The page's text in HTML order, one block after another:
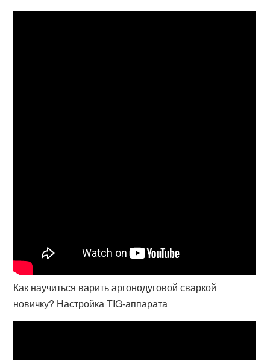
Как научиться варить аргонодуговой сваркой
новичку? Настройка TIG-аппарата